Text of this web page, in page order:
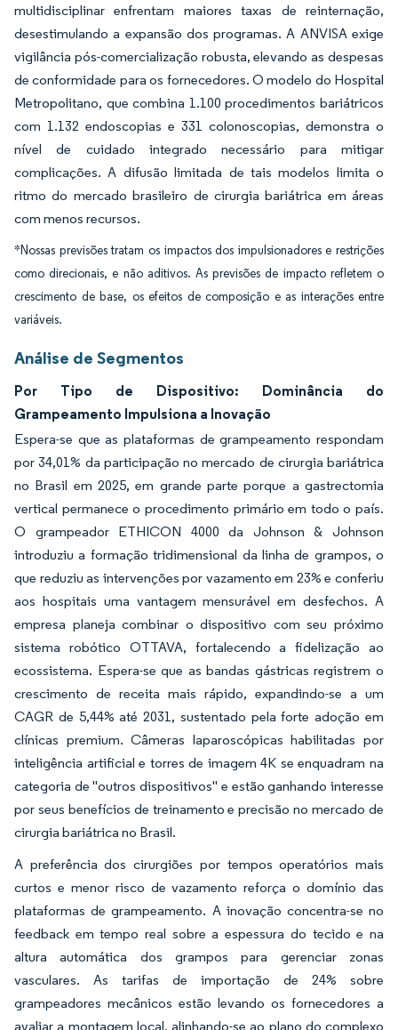
multidisciplinar enfrentam maiores taxas de reinternação,
desestimulando a expansão dos programas. A ANVISA exige
vigilância pós-comercialização robusta, elevando as despesas
de conformidade para os fornecedores. O modelo do Hospital
Metropolitano, que combina 1.100 procedimentos bariátricos
com 1.132 endoscopias e 331 colonoscopias, demonstra o
nível de cuidado integrado necessário para mitigar
complicações. A difusão limitada de tais modelos limita o
ritmo do mercado brasileiro de cirurgia bariátrica em áreas
com menos recursos.
*Nossas previsões tratam os impactos dos impulsionadores e restrições
como direcionais, e não aditivos. As previsões de impacto refletem o
crescimento de base, os efeitos de composição e as interações entre
variáveis.
Análise de Segmentos
Por Tipo de Dispositivo: Dominância do
Grampeamento Impulsiona a Inovação
Espera-se que as plataformas de grampeamento respondam
por 34,01% da participação no mercado de cirurgia bariátrica
no Brasil em 2025, em grande parte porque a gastrectomia
vertical permanece o procedimento primário em todo o país.
O grampeador ETHICON 4000 da Johnson & Johnson
introduziu a formação tridimensional da linha de grampos, o
que reduziu as intervenções por vazamento em 23% e conferiu
aos hospitais uma vantagem mensurável em desfechos. A
empresa planeja combinar o dispositivo com seu próximo
sistema robótico OTTAVA, fortalecendo a fidelização ao
ecossistema. Espera-se que as bandas gástricas registrem o
crescimento de receita mais rápido, expandindo-se a um
CAGR de 5,44% até 2031, sustentado pela forte adoção em
clínicas premium. Câmeras laparoscópicas habilitadas por
inteligência artificial e torres de imagem 4K se enquadram na
categoria de "outros dispositivos" e estão ganhando interesse
por seus benefícios de treinamento e precisão no mercado de
cirurgia bariátrica no Brasil.
A preferência dos cirurgiões por tempos operatórios mais
curtos e menor risco de vazamento reforça o domínio das
plataformas de grampeamento. A inovação concentra-se no
feedback em tempo real sobre a espessura do tecido e na
altura automática dos grampos para gerenciar zonas
vasculares. As tarifas de importação de 24% sobre
grampeadores mecânicos estão levando os fornecedores a
avaliar a montagem local, alinhando-se ao plano do complexo